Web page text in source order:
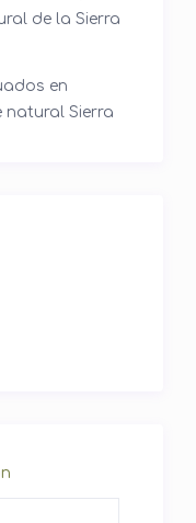
de la Sierra
en
natural Sierra
de la
de 793
capital de